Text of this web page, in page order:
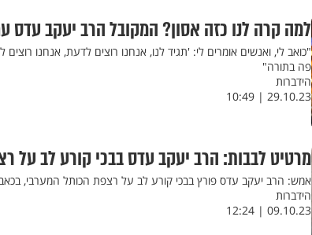
למה קרה לנו כזה אסון? המקובל הרב יעקב עדס
"כואב לי, ואנשים אומרים לי: 'תגיד לנו, אנחנו רוצים לדעת, אנחנו
פה בתורה"
הידברות
29.10.23 | 10:49
מרטיט לבבות: הרב יעקב עדס בבכי קורע לב על
אמש: הרב יעקב עדס פורץ בבכי קורע לב על רצפת הכותל המערבי, בכאב
הידברות
09.10.23 | 12:24